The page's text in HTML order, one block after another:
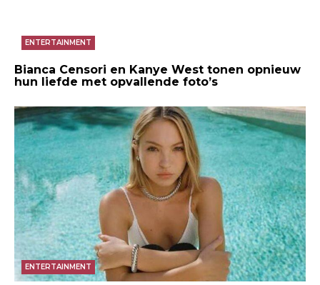
ENTERTAINMENT
Bianca Censori en Kanye West tonen opnieuw
hun liefde met opvallende foto’s
ENTERTAINMENT